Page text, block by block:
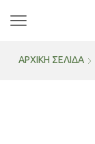
ΑΡΧΙΚΉ ΣΕΛΊΔΑ